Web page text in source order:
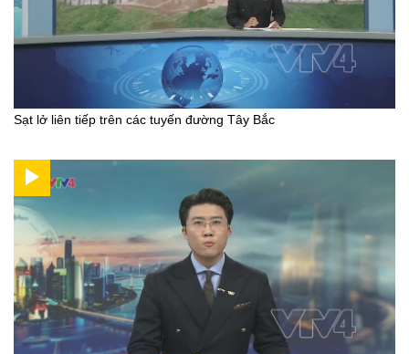
Sạt lở liên tiếp trên các tuyến đường Tây Bắc